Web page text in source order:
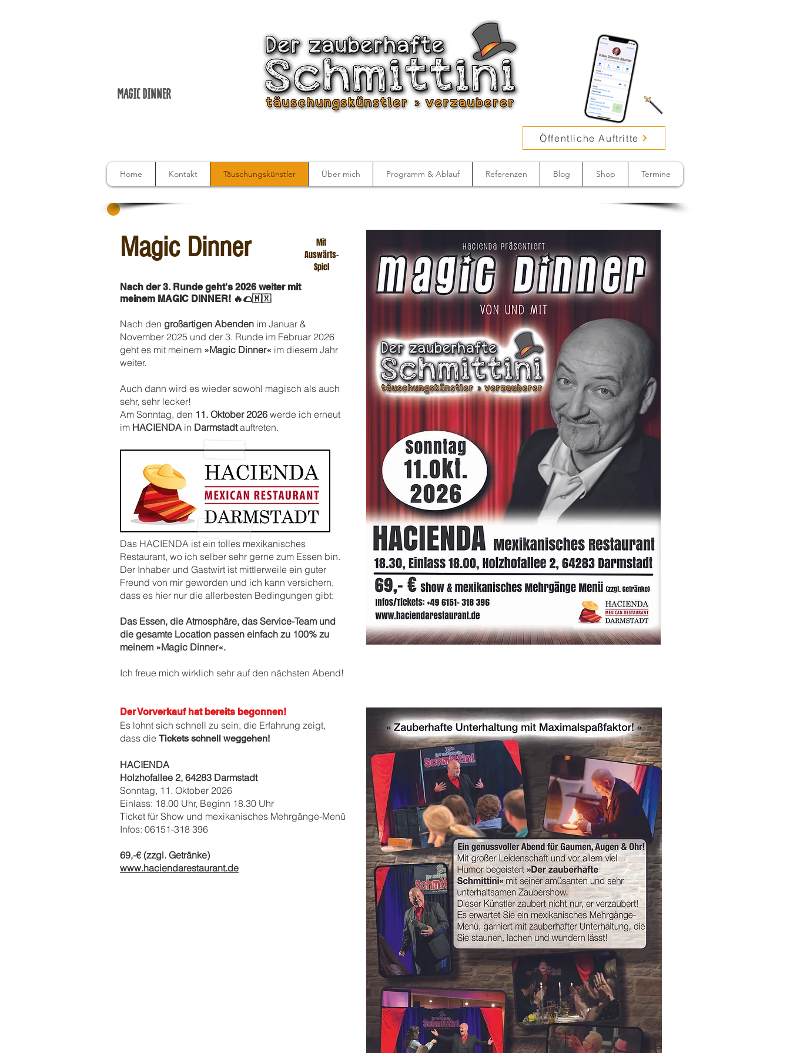
MAGIC DINNER
Öffentliche Auftritte
Home Kontakt Täuschungskünstler Über mich Programm & Ablauf Referenzen Blog Shop Termine
Magic Dinner
Nach der 3. Runde geht's 2026 weiter mit
meinem MAGIC DINNER! 🔥🌮🇲🇽
Nach den großartigen Abenden im Januar &
November 2025 und der 3. Runde im Februar 2026
geht es mit meinem »Magic Dinner« im diesem Jahr
weiter.
Auch dann wird es wieder sowohl magisch als auch
sehr, sehr lecker!
Am Sonntag, den 11. Oktober 2026 werde ich erneut
im HACIENDA in Darmstadtauftreten.
Das HACIENDA ist ein tolles mexikanisches
Restaurant, wo ich selber sehr gerne zum Essen bin.
Der Inhaber und Gastwirt ist mittlerweile ein guter
Freund von mir geworden und ich kann versichern,
dass es hier nur die allerbesten Bedingungen gibt:
Das Essen, die Atmosphäre, das Service-Team und
die gesamte Location passen einfach zu 100% zu
meinem »Magic Dinner«.
Ich freue mich wirklich sehr auf den nächsten Abend!
DerVorverkaufhat bereits begonnen!
Es lohnt sich schnell zu sein, die Erfahrung zeigt,
dass die Tickets schnell weggehen!
HACIENDA
Holzhofallee 2, 64283 Darmstadt
Sonntag, 11. Oktober 2026​
Einlass: 18.00 Uhr, Beginn 18.30 Uhr
Ticket für Show und mexikanisches Mehrgänge-Menü
Infos: 06151-318 396
69,-€ (zzgl. Getränke)
www.haciendarestaurant.de
Mit
Auswärts-
Spiel